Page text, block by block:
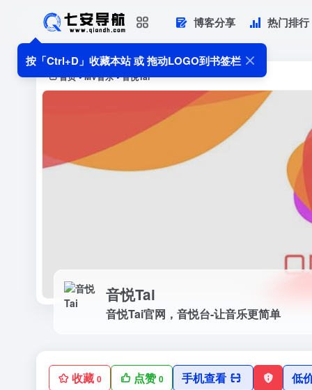
按「Ctrl+D」收藏本站 或 拖动LOGO到书签栏
博客分享 热门排行
首页 • MV音乐 • 音悦Tai
音悦Tai
音悦Tai官网，音悦台-让音乐更简单
收藏 0 点赞0 手机查看 低
音悦Tai
音悦Tai官网，音悦台-让音乐更简单